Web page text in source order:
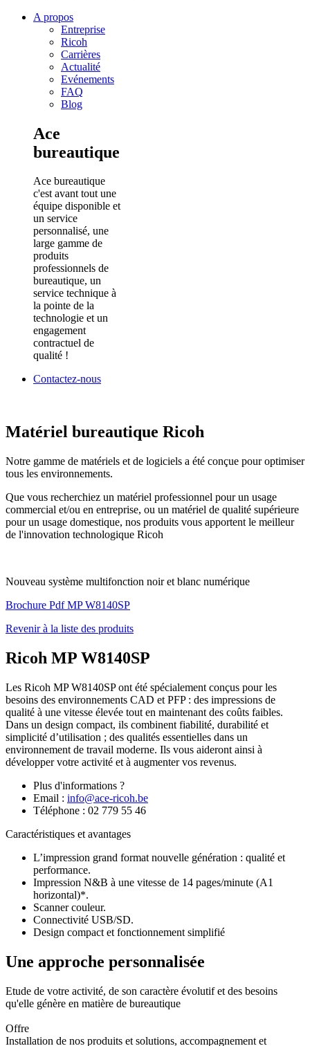
A propos
Entreprise
Ricoh
Carrières
Actualité
Evénements
FAQ
Blog
Ace
bureautique
Ace bureautique
c'est avant tout une
équipe disponible et
un service
personnalisé, une
large gamme de
produits
professionnels de
bureautique, un
service technique à
la pointe de la
technologie et un
engagement
contractuel de
qualité !
Contactez-nous
Matériel bureautique Ricoh
Notre gamme de matériels et de logiciels a été conçue pour optimiser
tous les environnements.
Que vous recherchiez un matériel professionnel pour un usage
commercial et/ou en entreprise, ou un matériel de qualité supérieure
pour un usage domestique, nos produits vous apportent le meilleur
de l'innovation technologique Ricoh
Nouveau système multifonction noir et blanc numérique
Brochure Pdf MP W8140SP
Revenir à la liste des produits
Ricoh MP W8140SP
Les Ricoh MP W8140SP ont été spécialement conçus pour les
besoins des environnements CAD et PFP : des impressions de
qualité à une vitesse élevée tout en maintenant des coûts faibles.
Dans un design compact, ils combinent fiabilité, durabilité et
simplicité d’utilisation ; des qualités essentielles dans un
environnement de travail moderne. Ils vous aideront ainsi à
développer votre activité et à augmenter vos revenus.
Plus d'informations ?
Email : info@ace-ricoh.be
Téléphone : 02 779 55 46
Caractéristiques et avantages
L’impression grand format nouvelle génération : qualité et
performance.
Impression N&B à une vitesse de 14 pages/minute (A1
horizontal)*.
Scanner couleur.
Connectivité USB/SD.
Design compact et fonctionnement simplifié
Une approche personnalisée
Etude de votre activité, de son caractère évolutif et des besoins
qu'elle génère en matière de bureautique
Offre
Installation de nos produits et solutions, accompagnement et